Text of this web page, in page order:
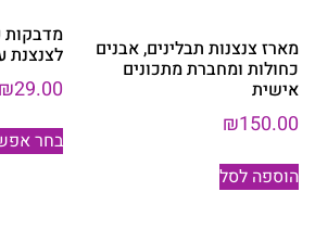
מארז צנצנות תבלינים, אבנים
כחולות ומחברת מתכונים
אישית
₪150.00
הוספה לסל
מדבקות
לצנצנת
₪29.00
בחר